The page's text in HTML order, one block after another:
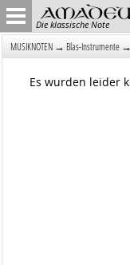
Die klassische Note
MUSIKNOTEN → Blas-Instrumente →
Es wurden leider